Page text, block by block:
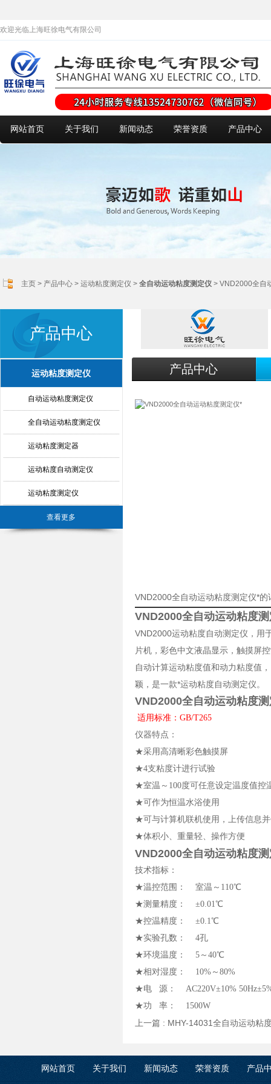
欢迎光临上海旺徐电气有限公司
网站首页 关于我们 新闻动态 荣誉资质 产品中心
主页 > 产品中心 > 运动粘度测定仪 > 全自动运动粘度测定仪 > VND2000全自
产品中心
运动粘度测定仪
自动运动粘度测定仪
全自动运动粘度测定仪
运动粘度测定器
运动粘度自动测定仪
运动粘度测定仪
查看更多
产品中心
VND2000全自动运动粘度测定仪*的
VND2000全自动运动粘度
VND2000运动粘度自动测定仪，用
片机，彩色中文液晶显示，触摸屏
自动计算运动粘度值和动力粘度值
颖，是一款*运动粘度自动测定仪。
VND2000全自动运动粘度
适用标准：GB/T265
仪器特点：
★采用高清晰彩色触摸屏
★4支粘度计进行试验
★室温～100度可任意设定温度值控
★可作为恒温水浴使用
★可与计算机联机使用，上传信息
★体积小、重量轻、操作方便
VND2000全自动运动粘度
技术指标：
★温控范围： 室温～110℃
★测量精度： ±0.01℃
★控温精度： ±0.1℃
★实验孔数： 4孔
★环境温度： 5～40℃
★相对湿度： 10%～80%
★电 源： AC220V±10%
★功 率： 1500W
上一篇 : MHY-14031全自动运动粘
网站首页 关于我们 新闻动态 荣誉资质 产品